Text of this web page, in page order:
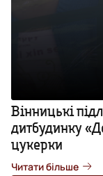
Вінницькі
дитбудинку
цукерки
Читати більше